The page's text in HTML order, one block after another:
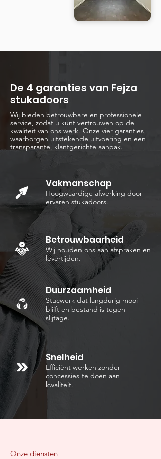
De 4 garanties van Fejza
stukadoors
Wij bieden betrouwbare en professionele
service, zodat u kunt vertrouwen op de
kwaliteit van ons werk. Onze vier garanties
waarborgen uitstekende uitvoering en een
transparante, klantgerichte aanpak.
Vakmanschap
Hoogwaardige afwerking door
ervaren stukadoors.
Betrouwbaarheid
Wij houden ons aan afspraken en
levertijden.
Duurzaamheid
Stucwerk dat langdurig mooi
blijft en bestand is tegen
slijtage.
Snelheid
Efficiënt werken zonder
concessies te doen aan
kwaliteit.
Onze diensten